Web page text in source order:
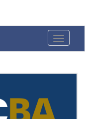
Toggle